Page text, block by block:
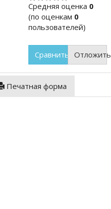
Cредняя оценка 0
(по оценкам 0
пользователей)
Сравнить Отложить
Печатная форма